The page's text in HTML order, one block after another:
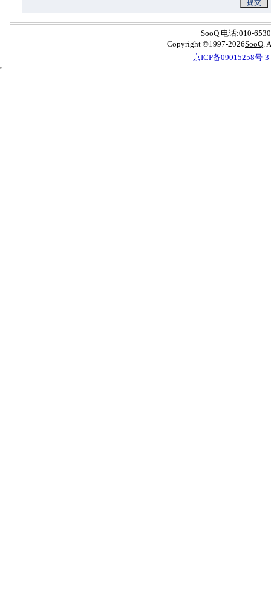
SooQ 电话:010-
Copyright ©1997-2026SooQ.
京ICP备09015258号-3